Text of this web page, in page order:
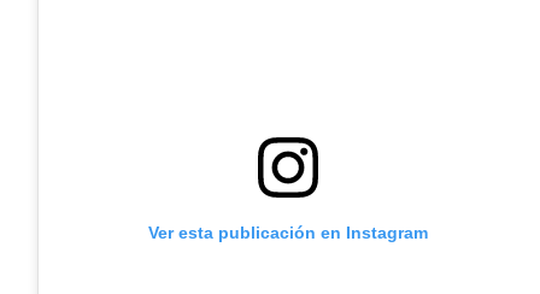
Ver esta publicación en Instagram